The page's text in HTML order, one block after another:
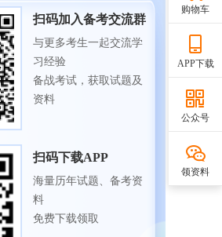
扫码加入备考交流群
与更多考生一起交流学
习经验
备战考试，获取试题及
资料
扫码下载APP
海量历年试题、备考资
料
免费下载领取
购物车
APP下载
公众号
领资料